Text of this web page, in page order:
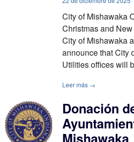
City of Mishawaka
Christmas and
City of Mishawaka
announce that City
Utilities offices will
Leer más →
Donación